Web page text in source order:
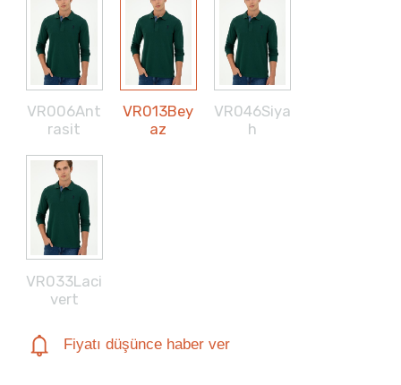
VR006Ant
rasit
VR013Bey
az
VR046Siya
h
VR033Laci
vert
Fiyatı düşünce haber ver